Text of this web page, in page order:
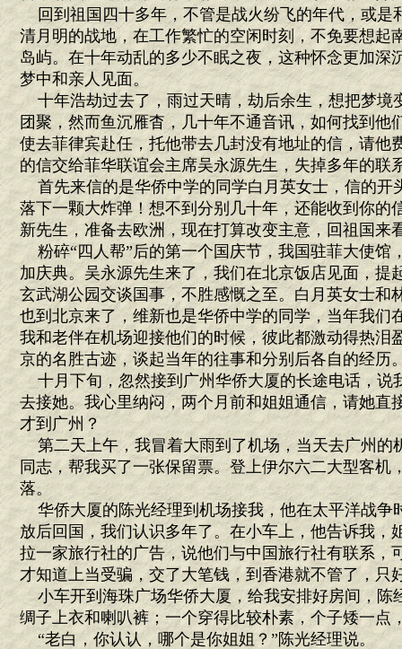
回到祖国四十多年，不管是战火纷飞的年代，或是
清月明的战地，在工作繁忙的空闲时刻，不免要想起
岛屿。在十年动乱的多少不眠之夜，这种怀念更加深
梦中和亲人见面。
十年浩劫过去了，雨过天晴，劫后余生，想把梦境
团聚，然而鱼沉雁杳，几十年不通音讯，如何找到他
使去菲律宾赴任，托他带去几封没有地址的信，请他
的信交给菲华联谊会主席吴永源先生，失掉多年的联
首先来信的是华侨中学的同学白月英女士，信的开
落下一颗大炸弹！想不到分别几十年，还能收到你的
新先生，准备去欧洲，现在打算改变主意，回祖国来
粉碎“四人帮”后的第一个国庆节，我国驻菲大使馆
加庆典。吴永源先生来了，我们在北京饭店见面，提
玄武湖公园交谈国事，不胜感慨之至。白月英女士和
也到北京来了，维新也是华侨中学的同学，当年我们
我和老伴在机场迎接他们的时候，彼此都激动得热泪
京的名胜古迹，谈起当年的往事和分别后各自的经历
十月下旬，忽然接到广州华侨大厦的长途电话，说
去接她。我心里纳闷，两个月前和姐姐通信，请她直
才到广州？
第二天上午，我冒着大雨到了机场，当天去广州的
同志，帮我买了一张保留票。登上伊尔六二大型客机
落。
华侨大厦的陈光经理到机场接我，他在太平洋战争
放后回国，我们认识多年了。在小车上，他告诉我，
拉一家旅行社的广告，说他们与中国旅行社有联系，
才知道上当受骗，交了大笔钱，到香港就不管了，只
小车开到海珠广场华侨大厦，给我安排好房间，陈
绸子上衣和喇叭裤；一个穿得比较朴素，个子矮一点
“老白，你认认，哪个是你姐姐？”陈光经理说。